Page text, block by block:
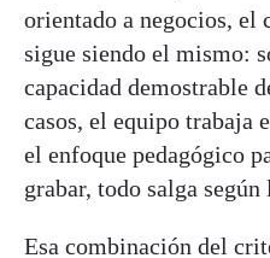
orientado a negocios, el
sigue siendo el mismo:
capacidad demostrable
casos, el equipo trabaja
el enfoque pedagógico
grabar, todo salga
Esa combinación del